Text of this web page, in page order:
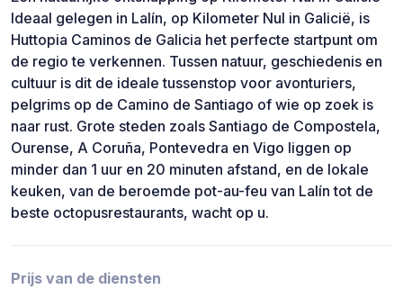
Ideaal gelegen in Lalín, op Kilometer Nul in Galicië, is
Huttopia Caminos de Galicia het perfecte startpunt om
de regio te verkennen. Tussen natuur, geschiedenis en
cultuur is dit de ideale tussenstop voor avonturiers,
pelgrims op de Camino de Santiago of wie op zoek is
naar rust. Grote steden zoals Santiago de Compostela,
Ourense, A Coruña, Pontevedra en Vigo liggen op
minder dan 1 uur en 20 minuten afstand, en de lokale
keuken, van de beroemde pot-au-feu van Lalín tot de
beste octopusrestaurants, wacht op u.
Prijs van de diensten